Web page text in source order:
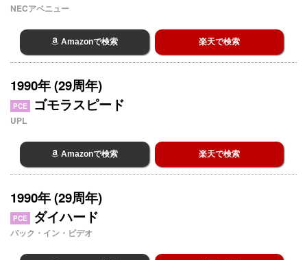
NECアベニュー
Amazonで検索 楽天で検索
1990年 (29周年)
PCE ゴモラスピード
UPL
Amazonで検索 楽天で検索
1990年 (29周年)
PCE ダイハード
パック・イン・ビデオ